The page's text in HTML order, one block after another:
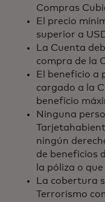
Compras
El precio
superior a
La Cuenta
compra de la
El beneficio a
cargado a la
beneficio
Ninguna
ningún
de beneficios
la póliza o
La cobertura
Terrorismo